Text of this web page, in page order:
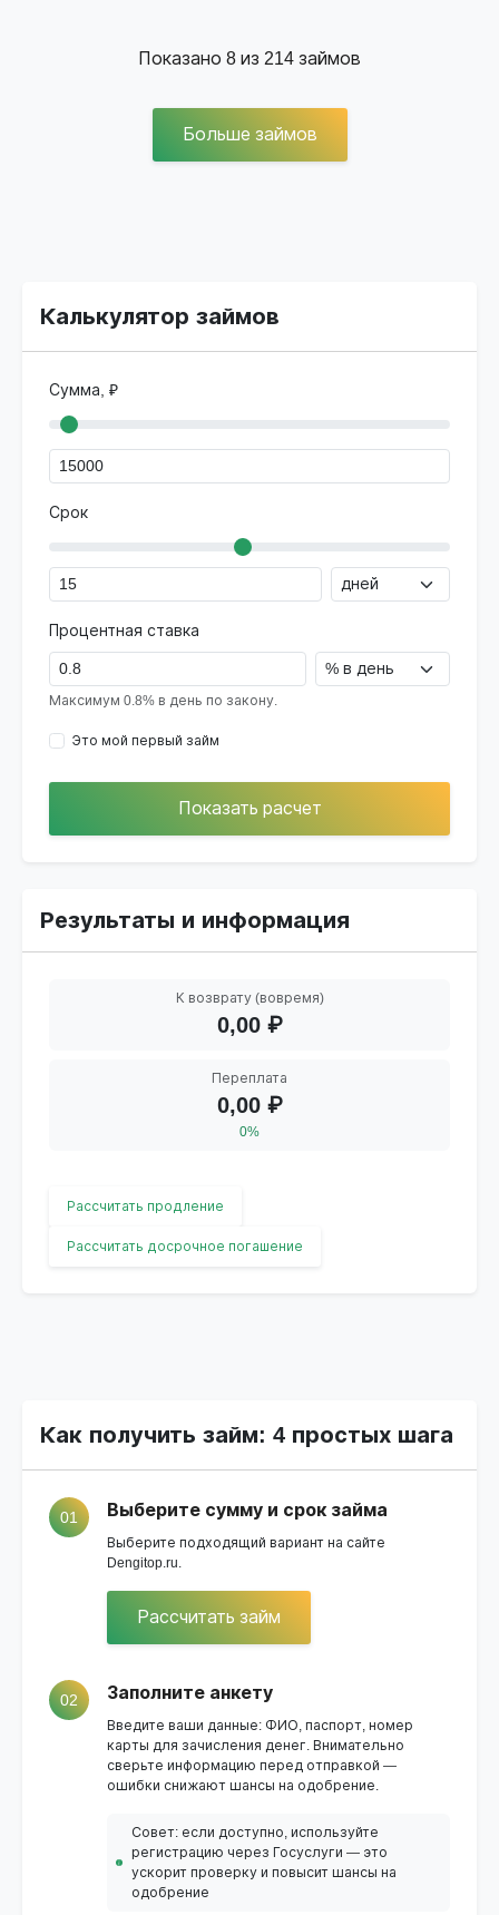
Показано 8 из 214 займов
Больше займов
Калькулятор займов
Сумма, ₽
Срок
Процентная ставка
Максимум 0.8% в день по закону.
Это мой первый займ
Показать расчет
Результаты и информация
К возврату (вовремя)
0,00₽
Переплата
0,00₽
0%
Рассчитать продление
Рассчитать досрочное погашение
Как получить займ: 4 простых шага
01 Выберите сумму и срок займа
Выберите подходящий вариант на сайте
Dengitop.ru.
Рассчитать займ
02 Заполните анкету
Введите ваши данные: ФИО, паспорт, номер
карты для зачисления денег. Внимательно
сверьте информацию перед отправкой —
ошибки снижают шансы на одобрение.
Совет: если доступно, используйте
регистрацию через Госуслуги — это
ускорит проверку и повысит шансы на
одобрение